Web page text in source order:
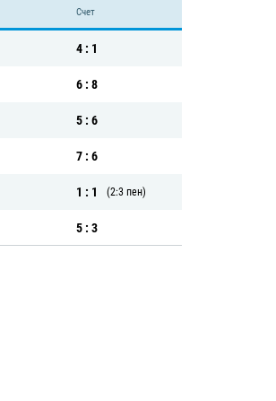
Счет
4 : 1
6 : 8
5 : 6
7 : 6
1 : 1 (2:3 пен)
5 : 3